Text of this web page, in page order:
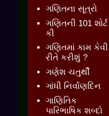
ગણિતના સૂત્રો
ગણિતની 101 શોર્ટ
કી
ગણિતમાં કામ કેવી
રીતે કરીશું ?
ગણેશ ચતુર્થી
ગાંધી નિર્વાણદિન
ગાણિતિક
પારિભાષિક શબ્દો